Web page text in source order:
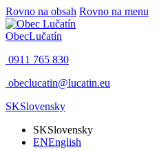
Rovno na obsah Rovno na menu
ObecLučatín
0911 765 830
obeclucatin@lucatin.eu
SKSlovensky
SKSlovensky
ENEnglish